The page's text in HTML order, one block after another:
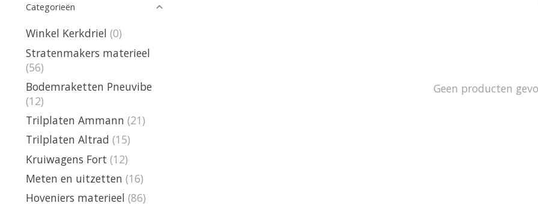
Categorieën
Winkel Kerkdriel (0)
Stratenmakers materieel
(56)
Bodemraketten Pneuvibe
(12)
Trilplaten Ammann (21)
Trilplaten Altrad (15)
Kruiwagens Fort (12)
Meten en uitzetten (16)
Hoveniers materieel (86)
Geen producten